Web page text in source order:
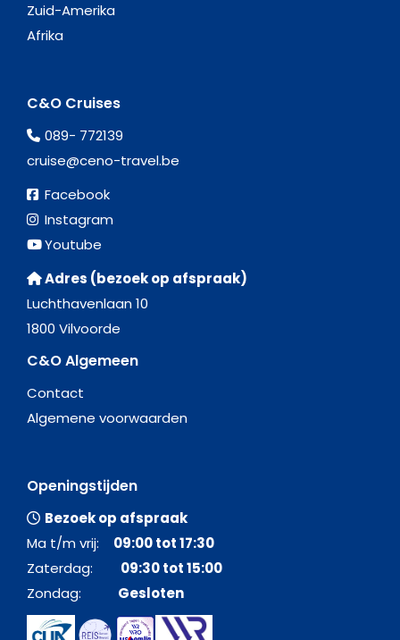
Zuid-Amerika
Afrika
C&O Cruises
089- 772139
cruise@ceno-travel.be
Facebook
Instagram
Youtube
Adres (bezoek op afspraak)
Luchthavenlaan 10
1800 Vilvoorde
C&O Algemeen
Contact
Algemene voorwaarden
Openingstijden
Bezoek op afspraak
Ma t/m vrij: 09:00 tot 17:30
Zaterdag: 09:30 tot 15:00
Zondag: Gesloten